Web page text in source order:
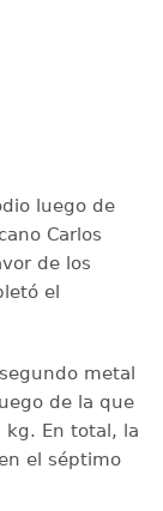
luego de
Carlos
de los
el
metal
de la que
kg. En total, la
el séptimo